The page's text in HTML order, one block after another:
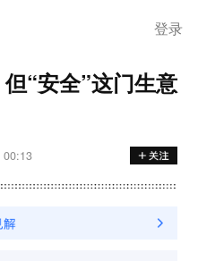
登录
“安全”这门生意
00:13